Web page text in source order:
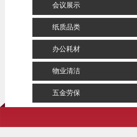
会议展示
纸质品类
办公耗材
物业清洁
五金劳保